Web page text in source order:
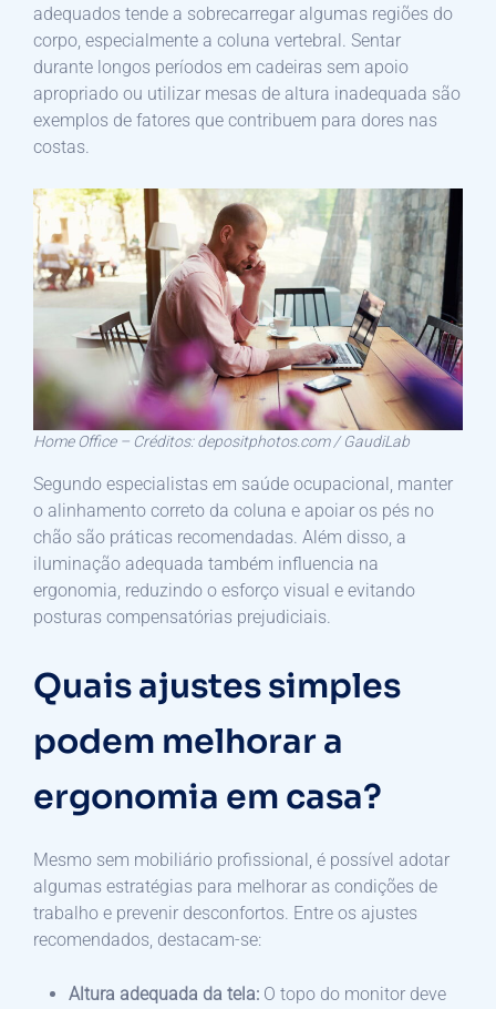
adequados tende a sobrecarregar algumas regiões do
corpo, especialmente a coluna vertebral. Sentar
durante longos períodos em cadeiras sem apoio
apropriado ou utilizar mesas de altura inadequada são
exemplos de fatores que contribuem para dores nas
costas.
Home Office – Créditos: depositphotos.com / GaudiLab
Segundo especialistas em saúde ocupacional, manter
o alinhamento correto da coluna e apoiar os pés no
chão são práticas recomendadas. Além disso, a
iluminação adequada também influencia na
ergonomia, reduzindo o esforço visual e evitando
posturas compensatórias prejudiciais.
Quais ajustes simples
podem melhorar a
ergonomia em casa?
Mesmo sem mobiliário profissional, é possível adotar
algumas estratégias para melhorar as condições de
trabalho e prevenir desconfortos. Entre os ajustes
recomendados, destacam-se:
Altura adequada da tela: O topo do monitor deve